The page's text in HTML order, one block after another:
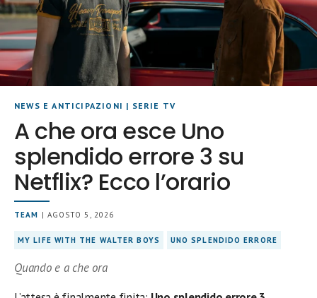
NEWS E ANTICIPAZIONI | SERIE TV
A che ora esce Uno
splendido errore 3 su
Netflix? Ecco l’orario
TEAM | AGOSTO 5, 2026
MY LIFE WITH THE WALTER BOYS UNO SPLENDIDO ERRORE
Quando e a che ora